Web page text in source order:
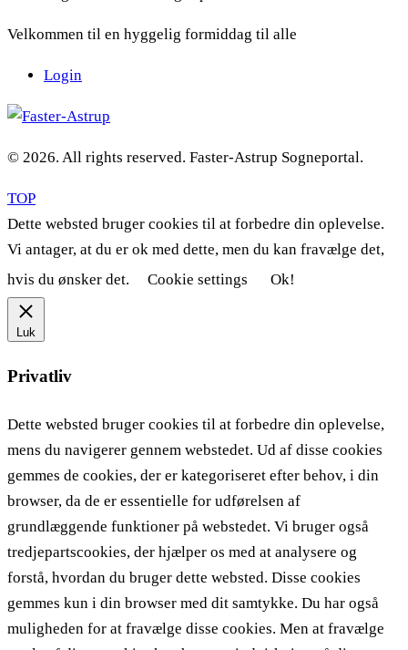
Velkommen til en hyggelig formiddag til alle
Login
© 2026. All rights reserved. Faster-Astrup Sogneportal.
TOP
Dette websted bruger cookies til at forbedre din oplevelse.
Vi antager, at du er ok med dette, men du kan fravælge det,
hvis du ønsker det.
Cookie settings Ok!
Luk
Privatliv
Dette websted bruger cookies til at forbedre din oplevelse,
mens du navigerer gennem webstedet. Ud af disse cookies
gemmes de cookies, der er kategoriseret efter behov, i din
browser, da de er essentielle for udførelsen af ​​
grundlæggende funktioner på webstedet. Vi bruger også
tredjepartscookies, der hjælper os med at analysere og
forstå, hvordan du bruger dette websted. Disse cookies
gemmes kun i din browser med dit samtykke. Du har også
muligheden for at fravælge disse cookies. Men at fravælge